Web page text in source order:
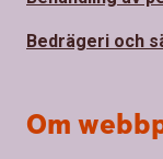
Bedrägeri och
Om